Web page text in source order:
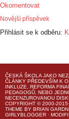
Okomentovat
Novější příspěvek
Přihlásit se k odběru:
ČESKÁ ŠKOLA JAKO
ČLÁNKY PŘEDEVŠÍM K
INKLUZE, REFORMA
PEDAGOGŮ, NEBO
NECENZUROVANOU
COPYRIGHT © 2000-
THEME BY BRIAN
GIRLYBLOGGER ·